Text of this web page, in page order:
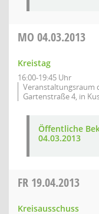
MO 04.03.2013
Kreistag
16:00-19:45 Uhr
Veranstaltungsraum
Gartenstraße 4, in
Öffentliche
04.03.2013
FR 19.04.2013
Kreisausschuss